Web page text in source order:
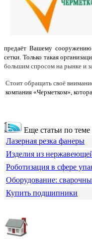
предаёт Вашему
сетки. Только такая
большим спросом на рынке и
Стоит обращать своё
компания «Черметком»,
Еще статьи по теме
Лазерная резка фанеры
Изделия из
Роботизация в сфере
Оборудование:
Купить подшипники